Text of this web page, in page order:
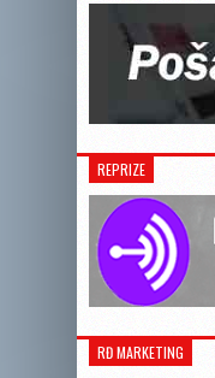
REPRIZE
RĐ MARKETING